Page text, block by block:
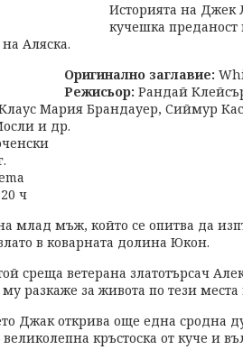
Историята на Джек
кучешка
Аляска.
Оригинално заглавие:
Режисьор: Рандай
Мария Брандауер, Сиймур
и др.
ч
млад мъж, който се опитва да
в коварната долина Юкон.
среща ветерана златотърсач
разкаже за живота по тези места
Джак открива още една сродна
кръстоска от куче и